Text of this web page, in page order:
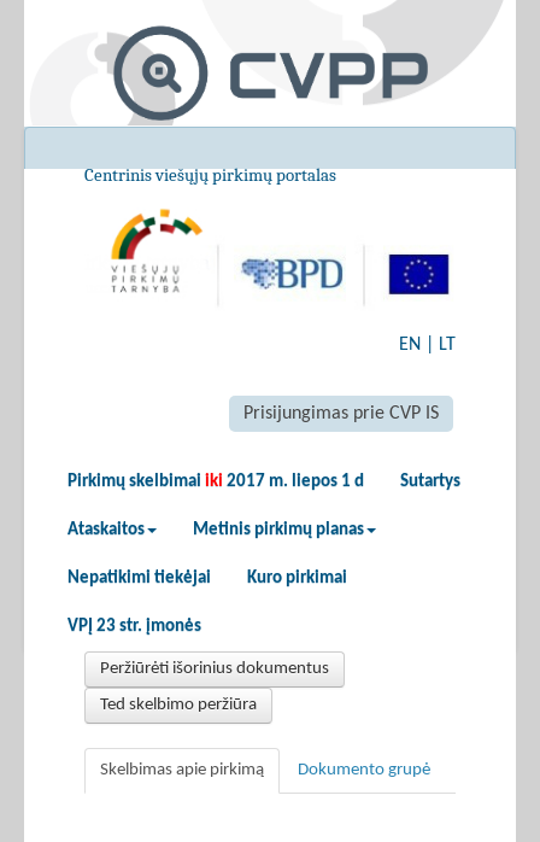
Centrinis viešųjų pirkimų portalas
EN LT
Prisijungimas prie CVP IS
Pirkimų skelbimai iki 2017 m. liepos 1 d Sutartys
Ataskaitos Metinis pirkimų planas
Nepatikimi tiekėjai Kuro pirkimai
VPĮ 23 str. įmonės
Peržiūrėti išorinius dokumentus
Ted skelbimo peržiūra
Skelbimas apie pirkimą Dokumento grupė